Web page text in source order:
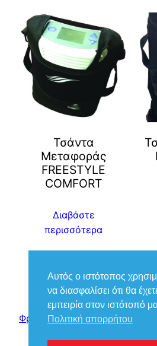
Τσάντα
Μεταφοράς
FREESTYLE
COMFORT
Διαβάστε
περισσότερα
Φροντίδα Ιατρικά – Βούκιας
Αυτός ο ιστότοπος
να διασφαλίσει ότι θα
εμπειρία στον ιστότοπό
Πολιτική απορρήτου